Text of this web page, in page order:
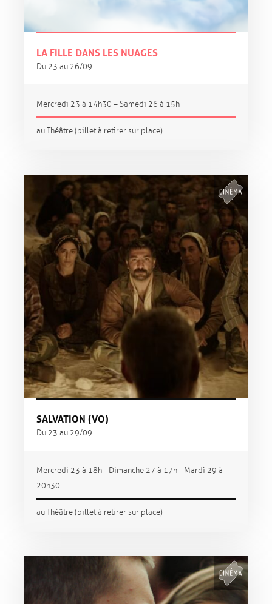
LA FILLE DANS LES NUAGES
Du 23 au 26/09
Mercredi 23 à 14h30 – Samedi 26 à 15h
au Théâtre (billet à retirer sur place)
SALVATION (VO)
Du 23 au 29/09
Mercredi 23 à 18h - Dimanche 27 à 17h - Mardi 29 à
20h30
au Théâtre (billet à retirer sur place)